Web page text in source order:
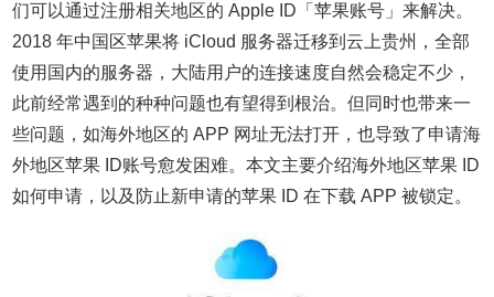
们可以通过注册相关地区的 Apple ID「苹果账号」来解决。
2018 年中国区苹果将 iCloud 服务器迁移到云上贵州，全部
使用国内的服务器，大陆用户的连接速度自然会稳定不少，
此前经常遇到的种种问题也有望得到根治。但同时也带来一
些问题，如海外地区的 APP 网址无法打开，也导致了申请海
外地区苹果 ID账号愈发困难。本文主要介绍海外地区苹果 ID
如何申请，以及防止新申请的苹果 ID 在下载 APP 被锁定。